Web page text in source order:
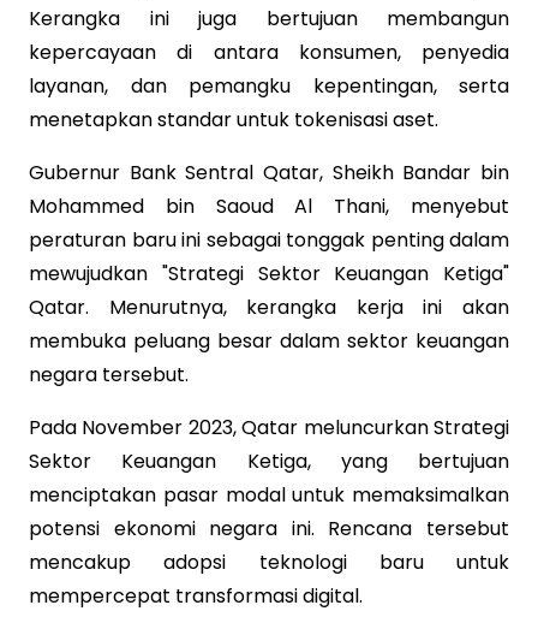
Kerangka ini juga bertujuan membangun
kepercayaan di antara konsumen, penyedia
layanan, dan pemangku kepentingan, serta
menetapkan standar untuk tokenisasi aset.
Gubernur Bank Sentral Qatar, Sheikh Bandar bin
Mohammed bin Saoud Al Thani, menyebut
peraturan baru ini sebagai tonggak penting dalam
mewujudkan "Strategi Sektor Keuangan Ketiga"
Qatar. Menurutnya, kerangka kerja ini akan
membuka peluang besar dalam sektor keuangan
negara tersebut.
Pada November 2023, Qatar meluncurkan Strategi
Sektor Keuangan Ketiga, yang bertujuan
menciptakan pasar modal untuk memaksimalkan
potensi ekonomi negara ini. Rencana tersebut
mencakup adopsi teknologi baru untuk
mempercepat transformasi digital.